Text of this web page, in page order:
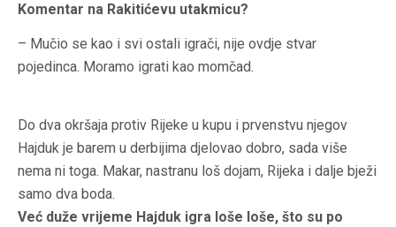
Komentar na Rakitićevu utakmicu?
– Mučio se kao i svi ostali igrači, nije ovdje stvar
pojedinca. Moramo igrati kao momčad.
Do dva okršaja protiv Rijeke u kupu i prvenstvu njegov
Hajduk je barem u derbijima djelovao dobro, sada više
nema ni toga. Makar, nastranu loš dojam, Rijeka i dalje bježi
samo dva boda.
Već duže vrijeme Hajduk igra loše loše, što su po